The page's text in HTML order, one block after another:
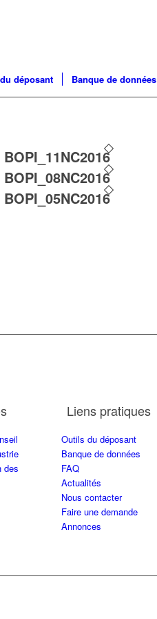
déposant Banque de données
BOPI_11NC2016
BOPI_08NC2016
BOPI_05NC2016
des
Liens pratiques
Outils du déposant
Banque de données
FAQ
Actualités
Nous contacter
Faire une demande
Annonces